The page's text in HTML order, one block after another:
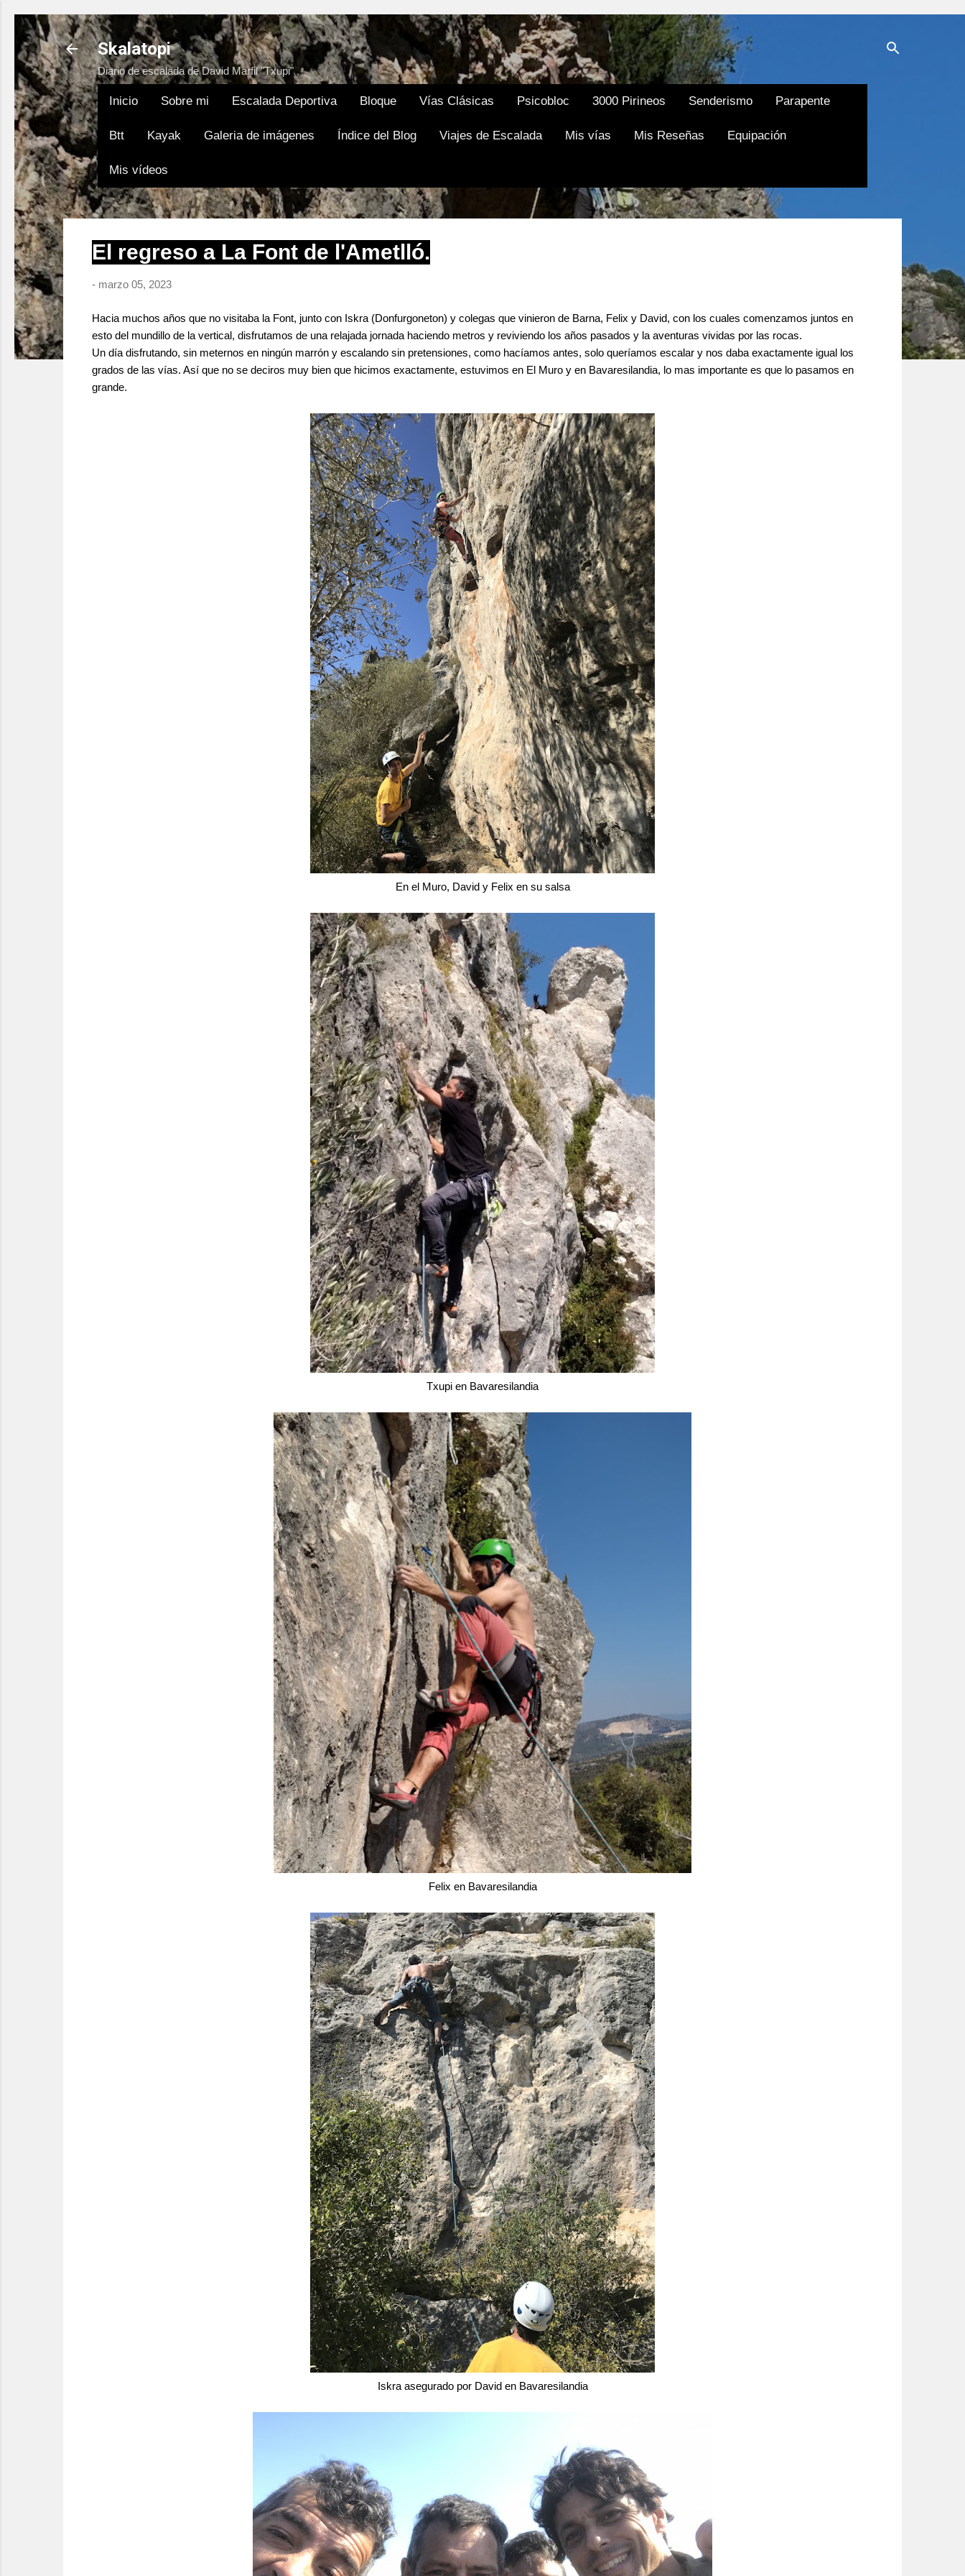
Ir al contenido principal
Skalatopi
Diario de escalada de David Marfil "Txupi"
Inicio Sobre mi Escalada Deportiva Bloque Vías Clásicas Psicobloc 3000 Pirineos Senderismo Parapente
Btt Kayak Galeria de imágenes Índice del Blog Viajes de Escalada Mis vías Mis Reseñas Equipación
Mis vídeos
El regreso a La Font de l'Ametlló.
- marzo 05, 2023
Hacia muchos años que no visitaba la Font, junto con Iskra (Donfurgoneton) y colegas que vinieron de Barna, Felix y David, con los cuales comenzamos juntos en
esto del mundillo de la vertical, disfrutamos de una relajada jornada haciendo metros y reviviendo los años pasados y la aventuras vividas por las rocas.
Un día disfrutando, sin meternos en ningún marrón y escalando sin pretensiones, como hacíamos antes, solo queríamos escalar y nos daba exactamente igual los
grados de las vías. Así que no se deciros muy bien que hicimos exactamente, estuvimos en El Muro y en Bavaresilandia, lo mas importante es que lo pasamos en
grande.
En el Muro, David y Felix en su salsa
Txupi en Bavaresilandia
Felix en Bavaresilandia
Iskra asegurado por David en Bavaresilandia